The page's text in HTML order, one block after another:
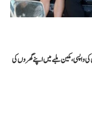
واپسی، مکین ملبے میں اپنے گھروں کی